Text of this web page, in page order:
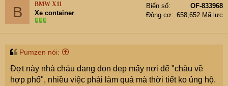
B BMW X11
Xe container
Biển số
OF-833968
Động cơ
658,652 Mã lực
Pumzen nói:
Đợt này nhà cháu đang dọn dẹp mấy nơi để "châu về
hợp phố", nhiều việc phải làm quá mà thời tiết ko ủng hộ.